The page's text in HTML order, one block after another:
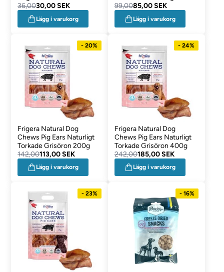
36,0030,00 SEK
Lägg i varukorg
99,0085,00 SEK
Lägg i varukorg
- 20%
Frigera Natural Dog
Chews Pig Ears Naturligt
Torkade Grisöron 200g
142,00113,00 SEK
Lägg i varukorg
- 24%
Frigera Natural Dog
Chews Pig Ears Naturligt
Torkade Grisöron 400g
242,00185,00 SEK
Lägg i varukorg
- 23% - 16%